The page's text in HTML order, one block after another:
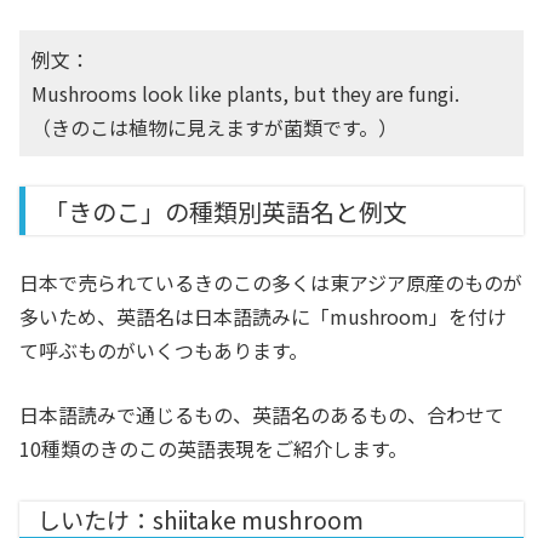
例文：
Mushrooms look like plants, but they are fungi.
（きのこは植物に見えますが菌類です。）
「きのこ」の種類別英語名と例文
日本で売られているきのこの多くは東アジア原産のものが
多いため、英語名は日本語読みに「mushroom」を付け
て呼ぶものがいくつもあります。
日本語読みで通じるもの、英語名のあるもの、合わせて
10種類のきのこの英語表現をご紹介します。
しいたけ：shiitake mushroom